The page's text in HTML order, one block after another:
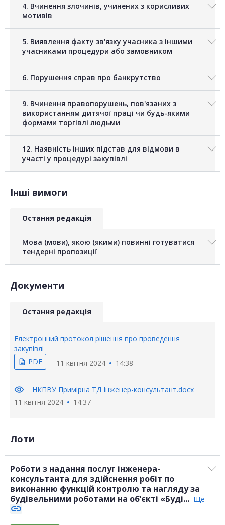
4. Вчинення злочинів, учинених з корисливих
мотивів
5. Виявлення факту зв'язку учасника з іншими
учасниками процедури або замовником
6. Порушення справ про банкрутство
9. Вчинення правопорушень, пов'язаних з
використанням дитячої праці чи будь-якими
формами торгівлі людьми
12. Наявність інших підстав для відмови в
участі у процедурі закупівлі
Інші вимоги
Остання редакція
Мова (мови), якою (якими) повинні готуватися
тендерні пропозиції
Документи
Остання редакція
Електронний протокол рішення про проведення
закупівлі
description PDF 11 квітня 2024 14:38
visibility
НКПВУ Примірна ТД Інженер-консультант.docx
11 квітня 2024
14:37
Лоти
Роботи з надання послуг інженера-
консультанта для здійснення робіт по
виконанню функцій контролю та нагляду за
будівельними роботами на об’єкті «Буді... Ще
link